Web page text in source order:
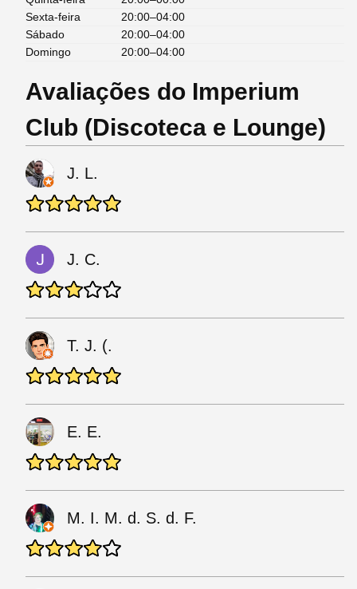
Sexta-feira
20:00–04:00
Sábado
20:00–04:00
Domingo
20:00–04:00
Avaliações do Imperium
Club (Discoteca e Lounge)
J. L.
J. C.
T. J. (.
E. E.
M. I. M. d. S. d. F.